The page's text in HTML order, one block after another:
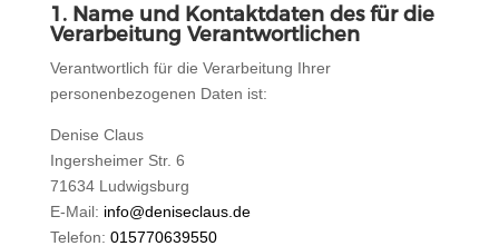
1. Name und Kontaktdaten des für die
Verarbeitung Verantwortlichen
Verantwortlich für die Verarbeitung Ihrer
personenbezogenen Daten ist:
Denise Claus
Ingersheimer Str. 6
71634 Ludwigsburg
E-Mail: info@deniseclaus.de
Telefon: 015770639550